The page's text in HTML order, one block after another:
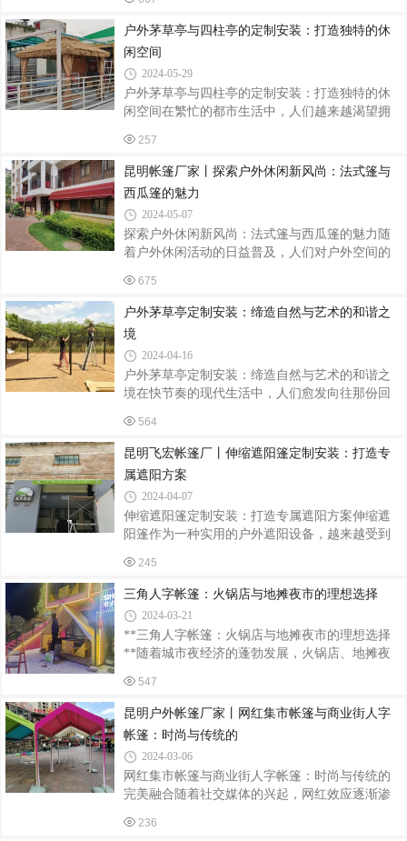
要区域。近年来，越来越多的火锅店选择在外摆
区安装四柱亭，以其独特的造型和雅致的气质，
为火锅店增添了一道亮丽的风景线。一、四柱亭
的应用场景四柱亭，一种由四根支柱支撑，顶部
为亭盖结构的户外建筑，因其独特的造型和实用
性，在各类户外场所中得到了广泛应用。在火锅
店外摆区，四柱亭可以作为一个独立的用餐区
域，为客人提供遮阳避雨、舒适惬意的用餐环
户外茅草亭与四柱亭的定制安装：打造独特的休
闲空间
2024-05-29
户外茅草亭与四柱亭的定制安装：打造独特的休
闲空间在繁忙的都市生活中，人们越来越渴望拥
为传统的园林建筑元素，不仅能为人们提供遮荫
避雨的功能，还能增添一份独特的自然风情。本
文将详细介绍户外茅草亭和四柱亭的定制安装过
程，帮助读者打造心仪的休闲空间。一、定制设
计定制户外茅草亭和四柱亭时，首先要进行的是
设计环节。设计团队需要根据客户的需求和场地
环境，量身定制出合适的亭子方案。在设计过程
中，要充分考虑亭子的尺寸、形状、材质、风格
257
昆明帐篷厂家丨探索户外休闲新风尚：法式篷与
西瓜篷的魅力
2024-05-07
探索户外休闲新风尚：法式篷与西瓜篷的魅力随
着户外休闲活动的日益普及，人们对户外空间的
用品中，法式篷和西瓜篷凭借其独特的魅力，成
为了市场上的热门选择。本文将为您详细介绍这
两种篷的特点、应用场景以及它们为户外生活带
来的美好体验。一、法式篷：优雅与浪漫的完美
结合法式篷，以其独特的法式风情和优雅的外观
设计，吸引了众多追求品质生活的消费者。它通
常采用高品质的帆布或聚酯纤维材料制成，具有
防水、防晒、防紫外线等多重功能，确保您在户
675
户外茅草亭定制安装：缔造自然与艺术的和谐之
境
2024-04-16
户外茅草亭定制安装：缔造自然与艺术的和谐之
境在快节奏的现代生活中，人们愈发向往那份回
为一处与自然融为一体的休憩之地，正逐渐成为
人们追求的理想选择。本文将带您深入了解户外
茅草亭的定制安装过程，共同缔造自然与艺术的
和谐之境。一、定制设计：彰显个性与品味定制
户外茅草亭的首要步骤是进行设计规划。根据客
户需求和使用场景，设计师会与客户深入沟通，
了解客户的审美偏好、功能需求以及预算限制。
随后，设计师将结合现场环境、建筑风格等因
564
昆明飞宏帐篷厂丨伸缩遮阳篷定制安装：打造专
属遮阳方案
2024-04-07
伸缩遮阳篷定制安装：打造专属遮阳方案伸缩遮
阳篷作为一种实用的户外遮阳设备，越来越受到
效遮挡阳光，还能根据个人需求进行个性化设
计，为户外空间增添一份独特魅力。本文将为您
介绍伸缩遮阳篷的定制安装流程，帮助您打造专
属的遮阳方案。一、需求分析在进行伸缩遮阳篷
的定制安装前，首先需要进行需求分析。考虑户
外空间的用途、尺寸、朝向等因素，确定所需的
遮阳篷尺寸、颜色、材质等。同时，了解遮阳篷
产品能够满足实际需求。二、选择遮阳篷品牌
245
三角人字帐篷：火锅店与地摊夜市的理想选择
2024-03-21
**三角人字帐篷：火锅店与地摊夜市的理想选择
**随着城市夜经济的蓬勃发展，火锅店、地摊夜
去处。而在这些场所中，一个既实用又美观的帐
篷不仅能提供舒适的用餐环境，还能成为吸引顾
客的一大亮点。今天，我们就来谈谈三角人字帐
篷在这些场所中的独特应用。三角人字帐篷，顾
名思义，是一种采用三角形人字结构设计的帐
篷。这种帐篷结构稳固，抗风能力强，即使在恶
劣的天气条件下也能保持良好的稳定性。同时，
其独特的造型使得帐篷本身就具有一定的观赏
547
昆明户外帐篷厂家丨网红集市帐篷与商业街人字
帐篷：时尚与传统的
2024-03-06
网红集市帐篷与商业街人字帐篷：时尚与传统的
完美融合随着社交媒体的兴起，网红效应逐渐渗
与商业街人字帐篷便是这一趋势下的新兴产物。
236